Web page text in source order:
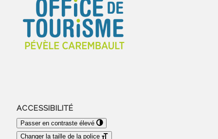
ACCESSIBILITÉ
Passer en contraste élevé
Changer la taille de la police